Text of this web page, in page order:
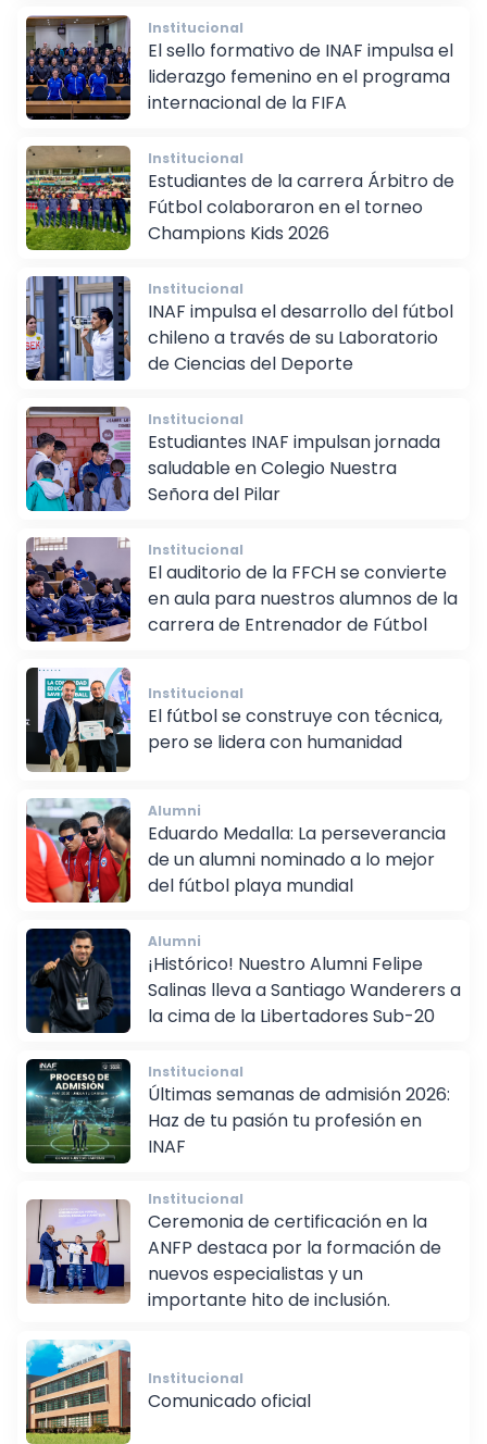
Institucional
El sello formativo de INAF impulsa el
liderazgo femenino en el programa
Institucional
Estudiantes de la carrera Árbitro de
Fútbol colaboraron en el torneo
Champions Kids 2026
Institucional
INAF impulsa el desarrollo del fútbol
chileno a través de su Laboratorio
de Ciencias del Deporte
Institucional
Estudiantes INAF impulsan jornada
saludable en Colegio Nuestra
Institucional
El auditorio de la FFCH se convierte
en aula para nuestros alumnos de la
Institucional
El fútbol se construye con técnica,
pero se lidera con humanidad
Alumni
Eduardo Medalla: La perseverancia
de un alumni nominado a lo mejor
del fútbol playa mundial
Alumni
¡Histórico! Nuestro Alumni Felipe
Salinas lleva a Santiago Wanderers a
Institucional
Últimas semanas de admisión 2026:
Haz de tu pasión tu profesión en
Institucional
Ceremonia de certificación en la
ANFP destaca por la formación de
nuevos especialistas y un
importante hito de inclusión.
Institucional